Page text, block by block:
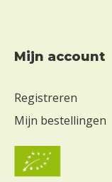
Mijn account
Registreren
Mijn bestellingen